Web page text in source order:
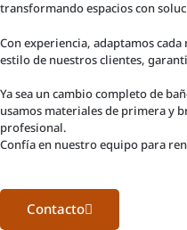
transformando espacios con
Con experiencia, adaptamos
estilo de nuestros clientes,
Ya sea un cambio completo de
usamos materiales de primera y
profesional.
Confía en nuestro equipo para
Contacto